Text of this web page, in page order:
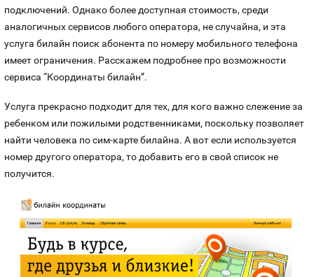
подключений. Однако более доступная стоимость, среди
аналогичных сервисов любого оператора, не случайна, и эта
услуга билайн поиск абонента по номеру мобильного телефона
имеет ограничения. Расскажем подробнее про возможности
сервиса “Координаты билайн”.
Услуга прекрасно подходит для тех, для кого важно слежение за
ребенком или пожилыми родственниками, поскольку позволяет
найти человека по сим-карте билайна. А вот если используется
номер другого оператора, то добавить его в свой список не
получится.